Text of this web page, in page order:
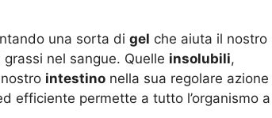
una sorta di gel che aiuta il nostro
grassi nel sangue. Quelle insolubili,
intestino nella sua regolare azione
efficiente permette a tutto l’organismo a